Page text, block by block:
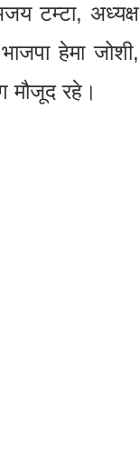
टम्टा, अध्यक्ष
हेमा जोशी,
मौजूद रहे।